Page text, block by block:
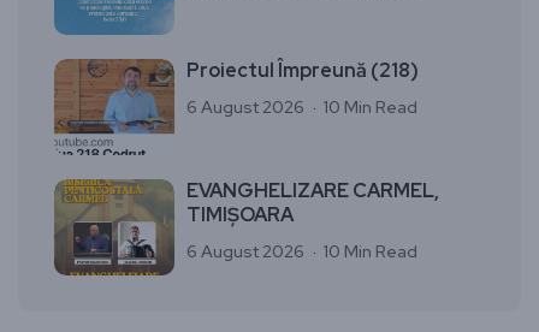
Proiectul Împreună (218)
6 August 2026 10 Min Read
EVANGHELIZARE CARMEL,
TIMIȘOARA
6 August 2026 10 Min Read